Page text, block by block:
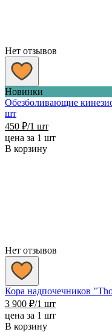
Нет отзывов
Новинки
Обезболивающие
шт
450 ₽/1 шт
цена за 1 шт
В корзину
Нет отзывов
Кора надпочечников
3 900 ₽/1 шт
цена за 1 шт
В корзину